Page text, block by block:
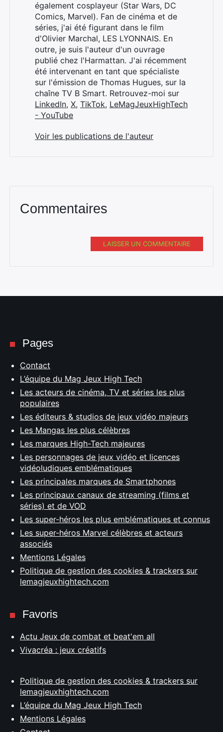
également cosplayeur (Star Wars, DC
Comics, Marvel). Fan de cinéma et de
séries, j'ai été figurant dans le film
d'Olivier Marchal, LES LYONNAIS. En
outre, je suis l'auteur d'un ouvrage
publié chez l'Harmattan. J'ai récemment
été intervenant en tant que spécialiste
sur l'émission de Thomas Hugues, sur la
chaîne TV B Smart. Retrouvez-moi sur
LinkedIn, X, TikTok, LeMagJeuxHighTech
- YouTube
Voir les publications de l'auteur
Commentaires
LAISSER UN COMMENTAIRE
Pages
Contact
L’équipe du Mag Jeux High Tech
Les acteurs de cinéma, TV et séries les plus
populaires
Les éditeurs & studios de jeux vidéo majeurs
Les Mangas les plus célèbres
Les marques High-Tech majeures
Les personnages de jeux vidéo et licences
vidéoludiques emblématiques
Les principales marques de Smartphones
Les principaux canaux de streaming (films et
séries) et de VOD
Les super-héros les plus emblématiques et connus
Les super-héros Marvel célèbres et acteurs
associés
Mentions Légales
Politique de gestion des cookies & trackers sur
lemagjeuxhightech.com
Favoris
Actu Jeux de combat et beat'em all
Vivacréa : jeux créatifs
Politique de gestion des cookies & trackers sur
lemagjeuxhightech.com
L’équipe du Mag Jeux High Tech
Mentions Légales